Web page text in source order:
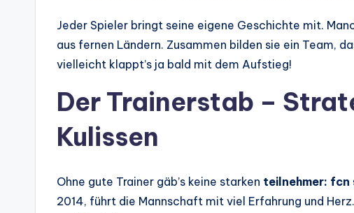
Jeder Spieler bringt seine eigene Geschichte mit.
aus fernen Ländern. Zusammen bilden sie ein Team,
vielleicht klappt’s ja bald mit dem Aufstieg!
Der Trainerstab –
Kulissen
Ohne gute Trainer gäb’s keine starken teilnehmer: fcn
2014, führt die Mannschaft mit viel Erfahrung und